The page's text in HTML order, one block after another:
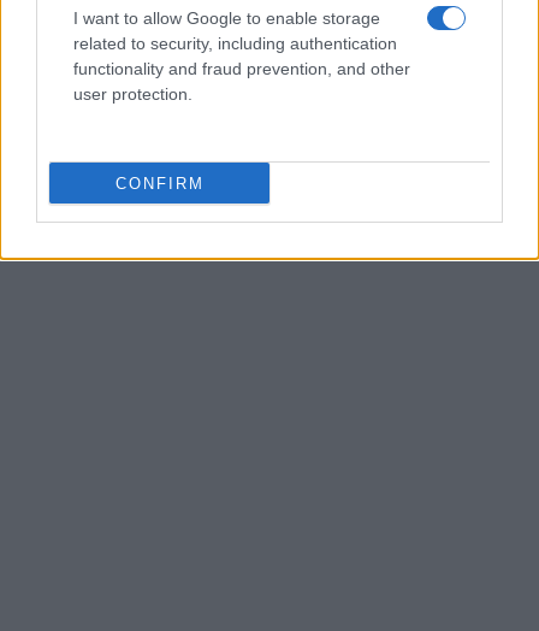
I want to allow Google to enable storage
related to security, including authentication
functionality and fraud prevention, and other
user protection.
CONFIRM
redazione sostiene un approccio metodico
alle prove su pista, cura il format 'tecnica e
cronaca' e conserva i fogli di appunti del
debutto tecnico in autodromo.